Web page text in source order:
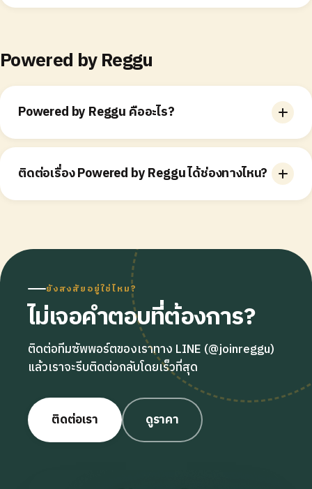
Powered by Reggu
Powered by Reggu คืออะไร?
Powered by Reggu คือเอเจนซี่ที่เราสร้างขึ้นมาเพื่อช่วย
ธุรกิจที่ต้องการ loyalty solution ที่ตอบโจทย์ความ
ต้องการของตัวเองที่ไม่เหมือนใคร
ติดต่อเรื่อง Powered by Reggu ได้ช่องทางไหน?
ยังสงสัยอยู่ใช่ไหม?
ไม่เจอคำตอบที่ต้องการ?
ติดต่อทีมซัพพอร์ตของเราทาง LINE (@joinreggu)
แล้วเราจะรีบติดต่อกลับโดยเร็วที่สุด
ติดต่อเรา ดูราคา